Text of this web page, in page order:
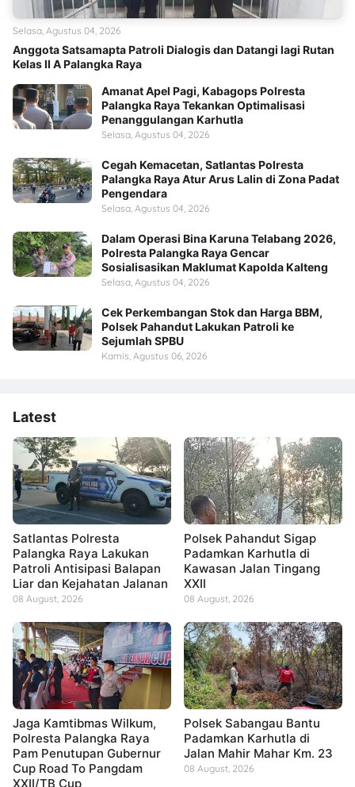
Anggota Satsamapta Patroli Dialogis dan Datangi lagi Rutan
Kelas II A Palangka Raya
Selasa, Agustus 04, 2026
Amanat Apel Pagi, Kabagops Polresta
Palangka Raya Tekankan Optimalisasi
Penanggulangan Karhutla
Selasa, Agustus 04, 2026
Cegah Kemacetan, Satlantas Polresta
Palangka Raya Atur Arus Lalin di Zona Padat
Pengendara
Selasa, Agustus 04, 2026
Dalam Operasi Bina Karuna Telabang 2026,
Polresta Palangka Raya Gencar
Sosialisasikan Maklumat Kapolda Kalteng
Selasa, Agustus 04, 2026
Cek Perkembangan Stok dan Harga BBM,
Polsek Pahandut Lakukan Patroli ke
Sejumlah SPBU
Kamis, Agustus 06, 2026
Latest
Satlantas Polresta
Palangka Raya Lakukan
Patroli Antisipasi Balapan
Liar dan Kejahatan Jalanan
08 August, 2026
Polsek Pahandut Sigap
Padamkan Karhutla di
Kawasan Jalan Tingang
XXII
08 August, 2026
Jaga Kamtibmas Wilkum,
Polresta Palangka Raya
Pam Penutupan Gubernur
Cup Road To Pangdam
XXII/TB Cup
Polsek Sabangau Bantu
Padamkan Karhutla di
Jalan Mahir Mahar Km. 23
08 August, 2026